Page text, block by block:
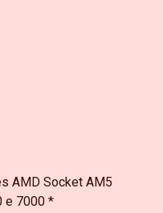
AMD Socket AM5
e 7000 *